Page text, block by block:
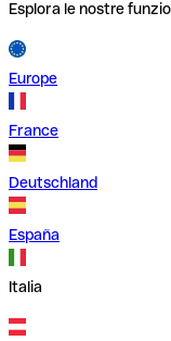
Esplora le nostre
Europe
France
Deutschland
España
Italia